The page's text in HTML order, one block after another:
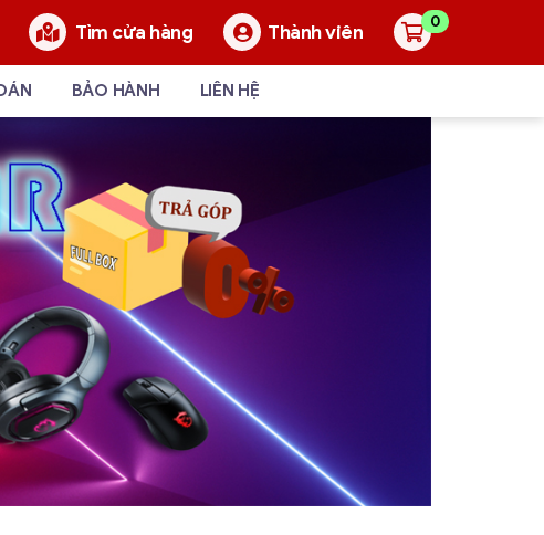
Tìm cửa hàng Thành viên 0
BẢO HÀNH LIÊN HỆ